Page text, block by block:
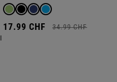
17.99 CHF 34.99 CHF